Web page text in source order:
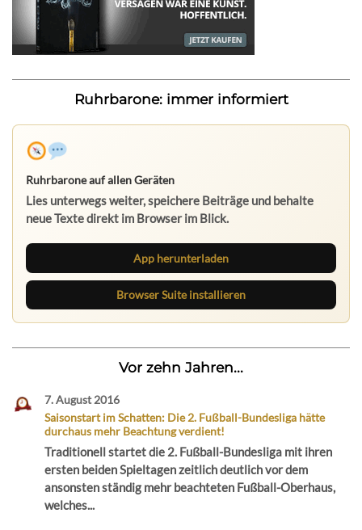
Ruhrbarone: immer informiert
Ruhrbarone auf allen Geräten
Lies unterwegs weiter, speichere Beiträge und behalte
neue Texte direkt im Browser im Blick.
App herunterladen
Browser Suite installieren
Vor zehn Jahren...
7. August 2016
Saisonstart im Schatten: Die 2. Fußball-Bundesliga hätte
durchaus mehr Beachtung verdient!
Traditionell startet die 2. Fußball-Bundesliga mit ihren
ersten beiden Spieltagen zeitlich deutlich vor dem
ansonsten ständig mehr beachteten Fußball-Oberhaus,
welches...